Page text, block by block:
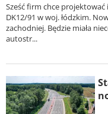
Sześć firm chce
DK12/91 w woj. łódzkim.
zachodniej. Będzie miała
autostr...